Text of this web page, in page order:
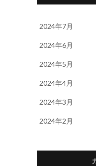
2024年7月
2024年6月
2024年5月
2024年4月
2024年3月
2024年2月